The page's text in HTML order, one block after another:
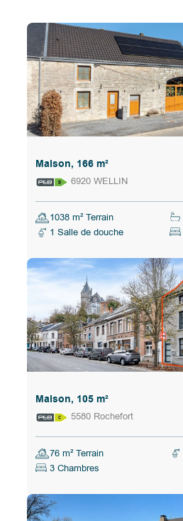
Maison, 166 m²
6920 WELLIN
1038 m² Terrain
1 Salle de douche
Maison, 105 m²
5580 Rochefort
76 m² Terrain
3 Chambres